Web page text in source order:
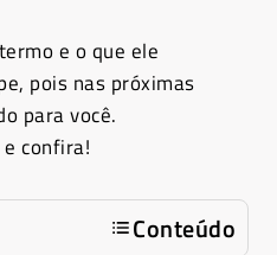
e o que ele
pois nas próximas
para você.
confira!
Conteúdo